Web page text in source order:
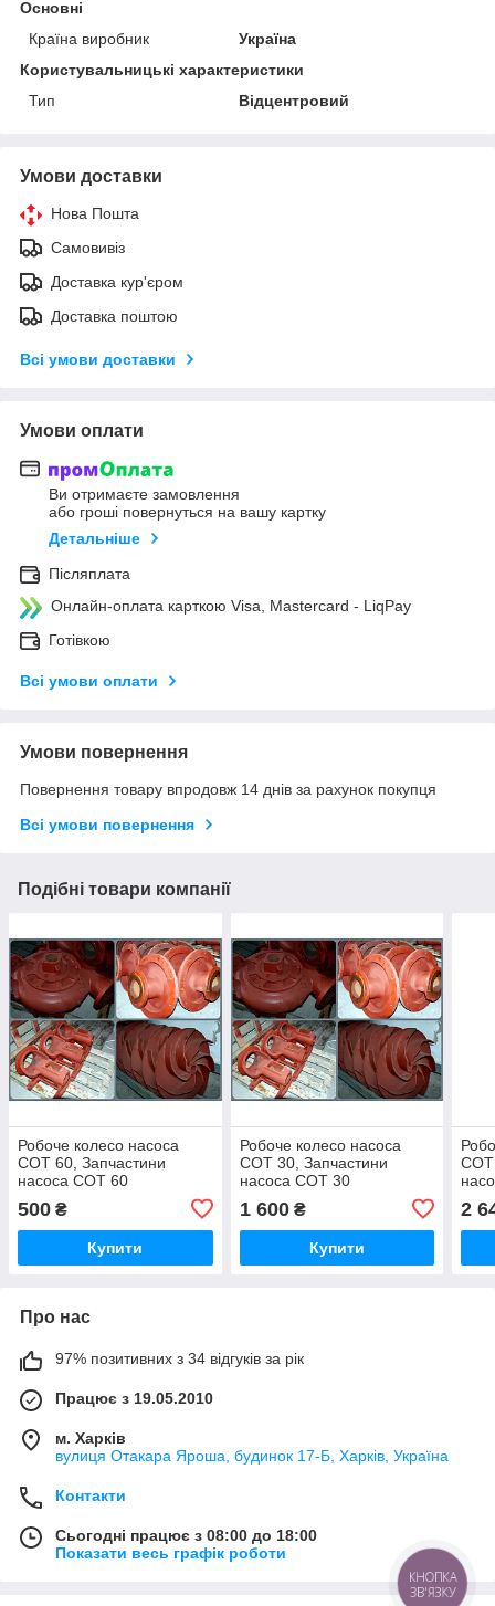
Основні
Країна виробник
Україна
Користувальницькі характеристики
Тип
Відцентровий
Умови доставки
Нова Пошта
Самовивіз
Доставка кур'єром
Доставка поштою
Всі умови доставки
Умови оплати
Ви отримаєте замовлення
або гроші повернуться на вашу картку
Детальніше
Післяплата
Онлайн-оплата карткою Visa, Mastercard - LiqPay
Готівкою
Всі умови оплати
Умови повернення
Повернення товару впродовж 14 днів за рахунок покупця
Всі умови повернення
Подібні товари компанії
Робоче колесо насоса
СОТ 60, Запчастини
насоса СОТ 60
500 ₴
Купити
Робоче колесо насоса
СОТ 30, Запчастини
насоса СОТ 30
1 600₴
Купити
СОТ
2
Про нас
97% позитивних з 34 відгуків за рік
Працює з 19.05.2010
м. Харків
вулиця Отакара Яроша, будинок 17-Б, Харків, Україна
Контакти
Сьогодні працює з 08:00 до 18:00
Показати весь графік роботи
КНОПКА
ЗВ'ЯЗКУ